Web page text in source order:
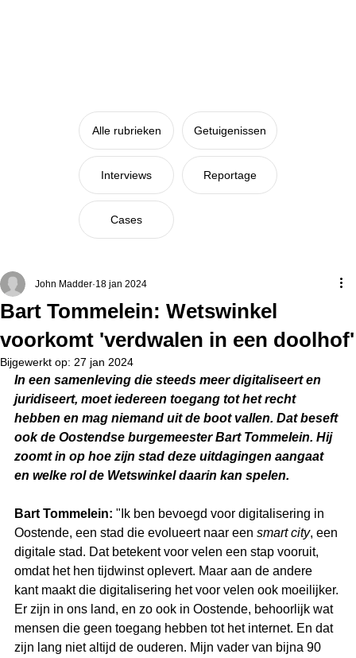
Getuigenissen
Cases
Interviews
Alle rubrieken
Reportage
Bart Tommelein: Wetswinkel
voorkomt 'verdwalen in een doolhof'
John Madder 18 jan 2024
Bijgewerkt op: 27 jan 2024
In een samenleving die steeds meer digitaliseert en
juridiseert, moet iedereen toegang tot het recht
hebben en mag niemand uit de boot vallen. Dat beseft
ook de Oostendse burgemeester Bart Tommelein. Hij
zoomt in op hoe zijn stad deze uitdagingen aangaat
en welke rol de Wetswinkel daarin kan spelen.
Bart Tommelein: "Ik ben bevoegd voor digitalisering in
Oostende, een stad die evolueert naar een smart city, een
digitale stad. Dat betekent voor velen een stap vooruit,
omdat het hen tijdwinst oplevert. Maar aan de andere
kant maakt die digitalisering het voor velen ook moeilijker.
Er zijn in ons land, en zo ook in Oostende, behoorlijk wat
mensen die geen toegang hebben tot het internet. En dat
zijn lang niet altijd de ouderen. Mijn vader van bijna 90